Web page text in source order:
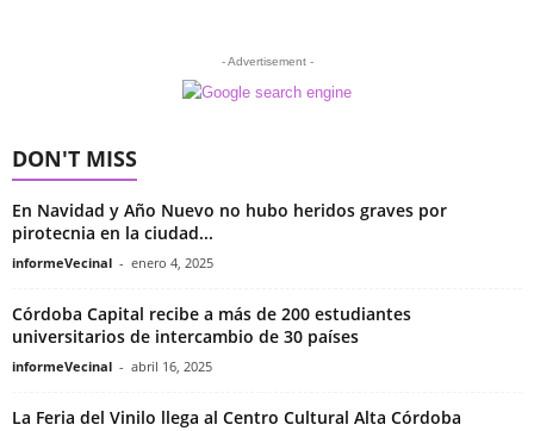
- Advertisement -
DON'T MISS
En Navidad y Año Nuevo no hubo heridos graves por
pirotecnia en la ciudad...
informeVecinal - enero 4, 2025
Córdoba Capital recibe a más de 200 estudiantes
universitarios de intercambio de 30 países
informeVecinal - abril 16, 2025
La Feria del Vinilo llega al Centro Cultural Alta Córdoba